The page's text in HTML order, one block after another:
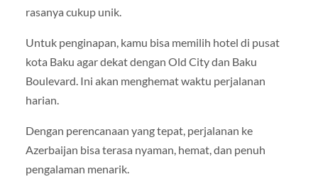
rasanya cukup unik.
Untuk penginapan, kamu bisa memilih hotel di pusat
kota Baku agar dekat dengan Old City dan Baku
Boulevard. Ini akan menghemat waktu perjalanan
harian.
Dengan perencanaan yang tepat, perjalanan ke
Azerbaijan bisa terasa nyaman, hemat, dan penuh
pengalaman menarik.